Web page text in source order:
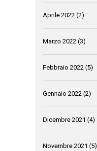
Aprile 2022 (2)
Marzo 2022 (3)
Febbraio 2022 (5)
Gennaio 2022 (2)
Dicembre 2021 (4)
Novembre 2021 (5)